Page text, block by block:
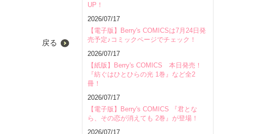
戻る
UP！
2026/07/17
【電子版】Berry's COMICSは7月24日発
売予定♪コミックページでチェック！
2026/07/17
【紙版】Berry's COMICS 本日発売！
『紡ぐはひとひらの光 1巻』など全2
冊！
2026/07/17
【電子版】Berry's COMICS 『君とな
ら、その恋が消えても 2巻』が登場！
2026/07/17